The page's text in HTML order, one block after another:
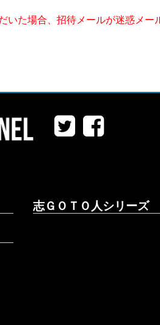
いた場合、招待メールが迷惑メ
志ＧＯＴＯ人シリーズ